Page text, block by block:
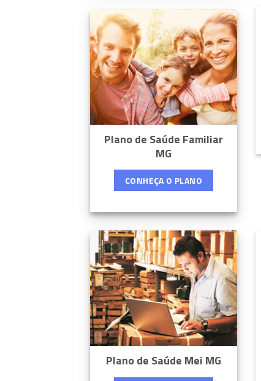
Plano de Saúde Familiar
MG
CONHEÇA O PLANO
Plano de Saúde Mei MG